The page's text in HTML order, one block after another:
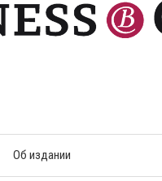
Об издании